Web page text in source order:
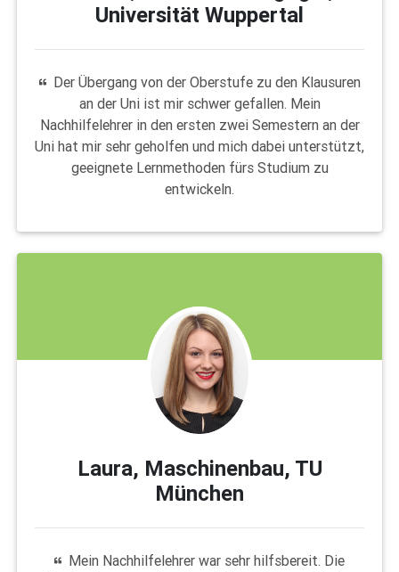
Universität Wuppertal
Der Übergang von der Oberstufe zu den Klausuren
an der Uni ist mir schwer gefallen. Mein
Nachhilfelehrer in den ersten zwei Semestern an der
Uni hat mir sehr geholfen und mich dabei unterstützt,
geeignete Lernmethoden fürs Studium zu
entwickeln.
Laura, Maschinenbau, TU
München
Mein Nachhilfelehrer war sehr hilfsbereit. Die